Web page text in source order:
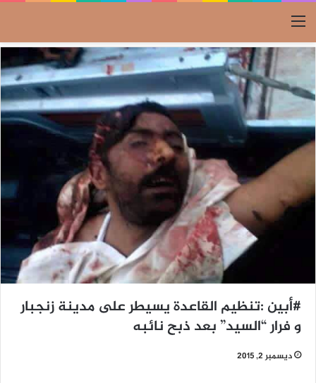
القائمة
#أبين :تنظيم القاعدة يسيطر على مدينة زنجبار
و فرار “السيد” بعد ذبح نائبه
ديسمبر 2, 2015